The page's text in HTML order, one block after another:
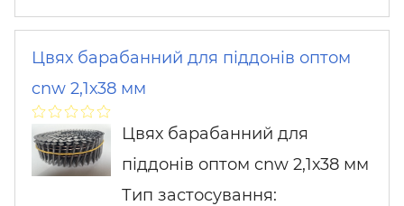
Цвях барабанний для піддонів оптом
cnw 2,1х38 мм
Цвях барабанний для
піддонів оптом cnw 2,1х38 мм
Тип застосування: